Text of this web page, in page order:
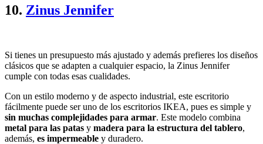
10. Zinus Jennifer
Si tienes un presupuesto más ajustado y además prefieres los diseños
clásicos que se adapten a cualquier espacio, la Zinus Jennifer
cumple con todas esas cualidades.
Con un estilo moderno y de aspecto industrial, este escritorio
fácilmente puede ser uno de los escritorios IKEA, pues es simple y
sin muchas complejidades para armar. Este modelo combina
metal para las patas y madera para la estructura del tablero,
además, es impermeable y duradero.